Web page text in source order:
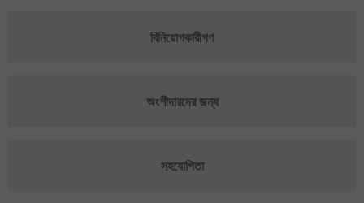
বিনিয়োগকারীগণ
অংশীদারদের জন্য
সহযোগিতা